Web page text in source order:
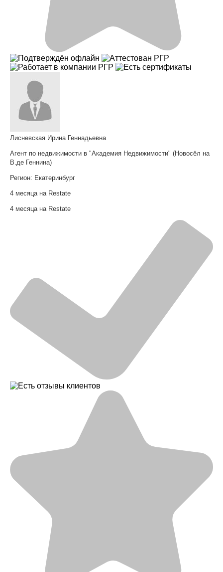
Лисневская Ирина Геннадьевна
Агент по недвижимости в "Академия Недвижимости" (Новосёл на
В.де Геннина)
Регион: Екатеринбург
4 месяца на Restate
4 месяца на Restate